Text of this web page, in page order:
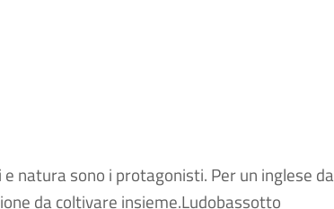
natura sono i protagonisti. Per un inglese da
da coltivare insieme.Ludobassotto